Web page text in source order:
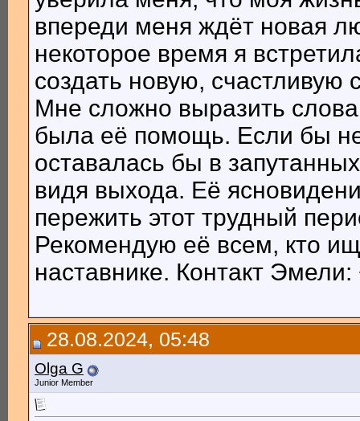
впереди меня ждёт новая
некоторое время я
создать новую, счастливую
Мне сложно выразить
была её помощь. Если бы
оставалась бы в
видя выхода. Её
пережить этот трудный
Рекомендую её всем, кто
наставнике. Контакт
28.08.2024, 05:48
Olga G
Junior Member